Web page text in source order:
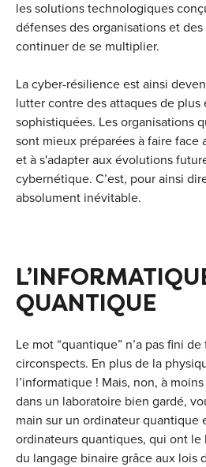
les solutions technologiques
défenses des organisations et
continuer de se multiplier.
La cyber-résilience est ainsi
lutter contre des attaques de plus
sophistiquées. Les organisations
sont mieux préparées à faire face
et à s'adapter aux évolutions
cybernétique. C’est, pour ainsi
absolument inévitable.
QUANTIQUE
Le mot “quantique” n’a pas fini de
circonspects. En plus de la
l’informatique ! Mais, non, à
dans un laboratoire bien gardé,
main sur un ordinateur quantique
ordinateurs quantiques, qui ont le
du langage binaire grâce aux lois